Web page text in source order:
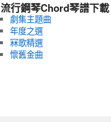
流行鋼琴Chord琴譜下載
劇集主題曲
年度之選
冧歌精選
懷舊金曲